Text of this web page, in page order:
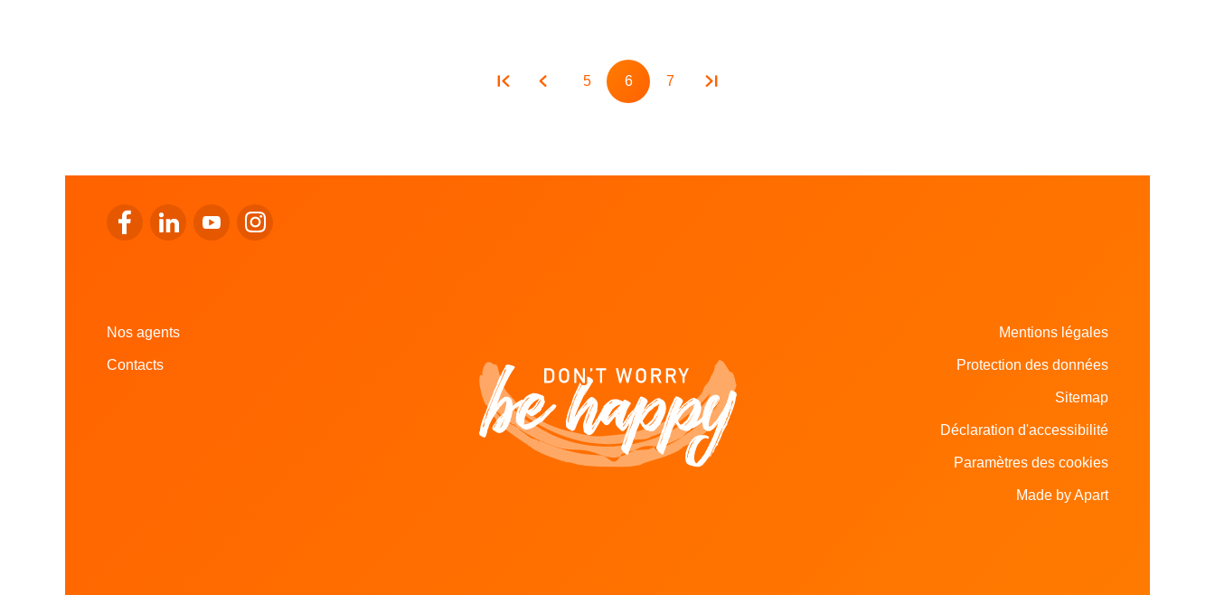
Pagination
Page
5 Page
6 Page
7
Se rendre sur le facebook de LALUX
Se rendre sur le Linkedin de LALUX
Se rendre sur le youtube de LALUX
Se rendre sur l'instagram de LALUX
Nos agents
Contacts
Mentions légales
Protection des données
Sitemap
Déclaration d'accessibilité
Paramètres des cookies
Made by Apart